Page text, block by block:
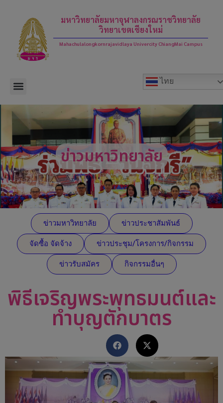
มหาวิทยาลัยมหาจุฬาลงกรณราชวิทยาลัย
วิทยาเขตเชียงใหม่
Mahachulalongkornrajavidlaya Univercity ChiangMai Campus
ไทย
ข่าวมหาวิทยาลัย
ข่าวมหาวิทยาลัย ข่าวประชาสัมพันธ์
จัดซื้อ จัดจ้าง ข่าวประชุม/โครงการ/กิจกรรม
ข่าวรับสมัคร กิจกรรมอื่นๆ
พิธีเจริญพระพุทธมนต์และ
ทำบุญตักบาตร